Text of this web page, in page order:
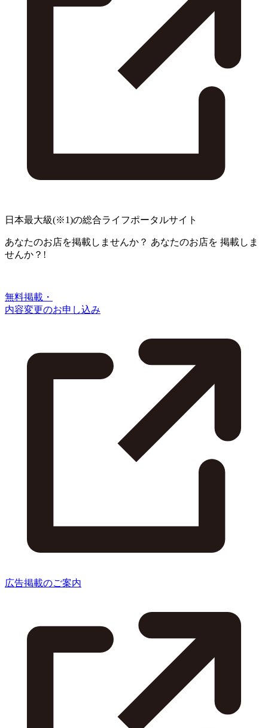
日本最大級(※1)の総合ライフポータルサイト
あなたのお店を掲載しませんか？ あなたのお店を 掲載しま
せんか？!
無料掲載・
内容変更のお申し込み
広告掲載のご案内